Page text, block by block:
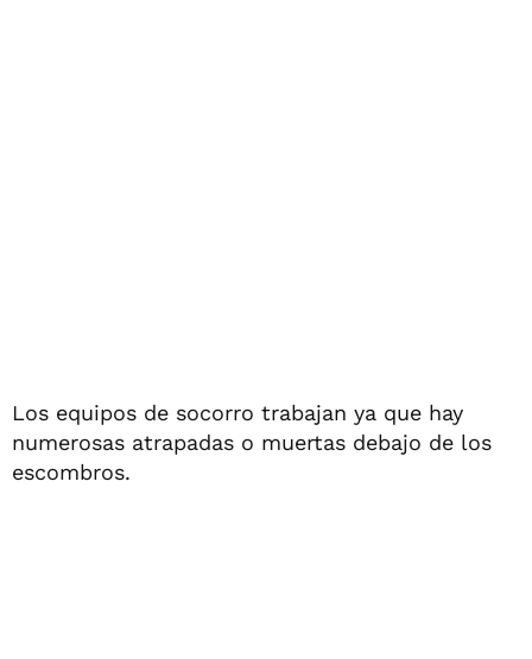
Los equipos de socorro trabajan ya que hay
numerosas atrapadas o muertas debajo de los
escombros.